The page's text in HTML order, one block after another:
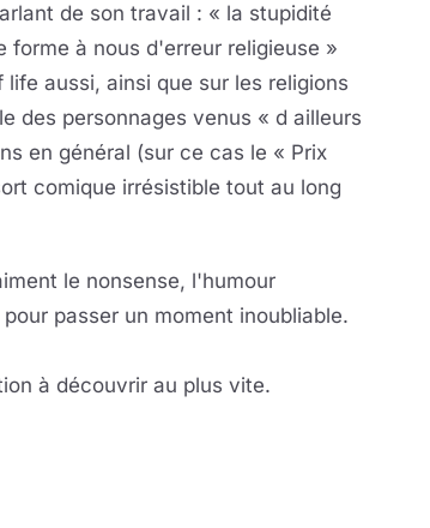
de son travail : « la stupidité
à nous d'erreur religieuse »
aussi, ainsi que sur les religions
des personnages venus « d ailleurs
en général (sur ce cas le « Prix
comique irrésistible tout au long
le nonsense, l'humour
passer un moment inoubliable.
à découvrir au plus vite.